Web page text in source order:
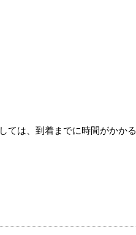
ては、到着までに時間がかかる